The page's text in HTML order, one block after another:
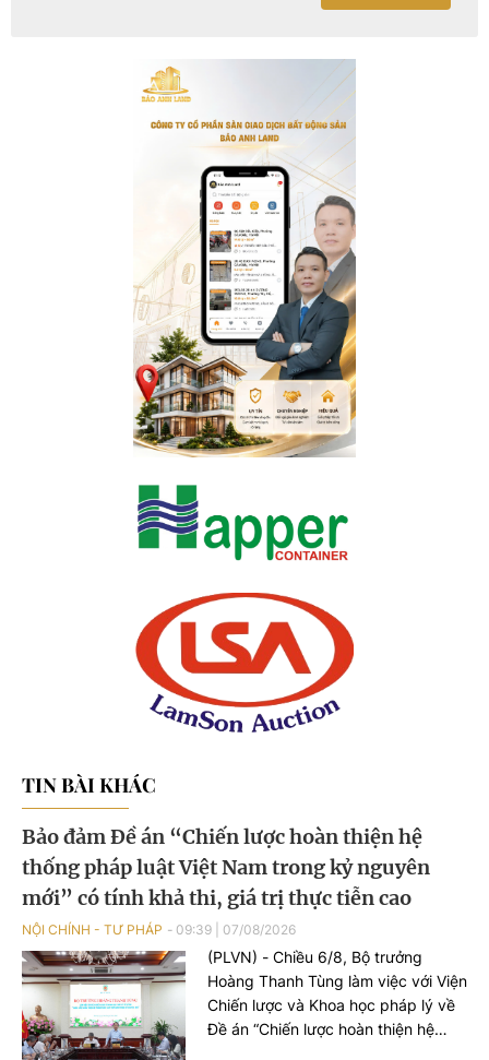
TIN BÀI KHÁC
Bảo đảm Đề án “Chiến lược hoàn thiện hệ
thống pháp luật Việt Nam trong kỷ nguyên
mới” có tính khả thi, giá trị thực tiễn cao
NỘI CHÍNH - TƯ PHÁP 09:39 07/08/2026
(PLVN) - Chiều 6/8, Bộ trưởng
Hoàng Thanh Tùng làm việc với Viện
Chiến lược và Khoa học pháp lý về
Đề án “Chiến lược hoàn thiện hệ